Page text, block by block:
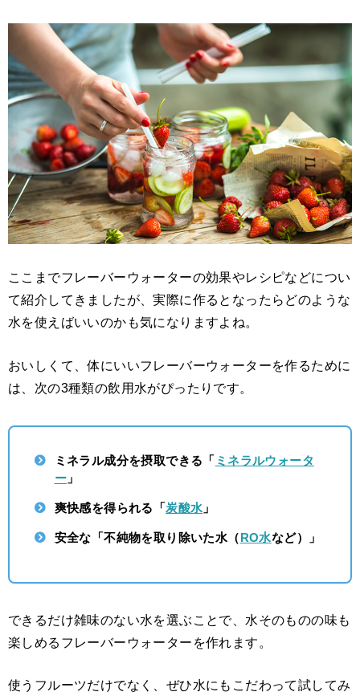
ここまでフレーバーウォーターの効果やレシピなどについ
て紹介してきましたが、実際に作るとなったらどのような
水を使えばいいのかも気になりますよね。
おいしくて、体にいいフレーバーウォーターを作るために
は、次の3種類の飲用水がぴったりです。
ミネラル成分を摂取できる「 ミネラルウォータ
ー」
爽快感を得られる「炭酸水 」
安全な「不純物を取り除いた水（RO水など）」
できるだけ雑味のない水を選ぶことで、水そのものの味も
楽しめるフレーバーウォーターを作れます。
使うフルーツだけでなく、ぜひ水にもこだわって試してみ